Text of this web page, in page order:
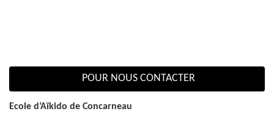
POUR NOUS CONTACTER
Ecole d’Aïkido de Concarneau